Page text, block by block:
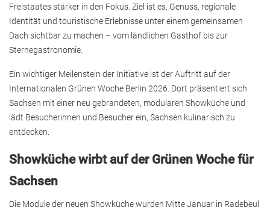
Freistaates stärker in den Fokus. Ziel ist es, Genuss, regionale
Identität und touristische Erlebnisse unter einem gemeinsamen
Dach sichtbar zu machen – vom ländlichen Gasthof bis zur
Sternegastronomie.
Ein wichtiger Meilenstein der Initiative ist der Auftritt auf der
Internationalen Grünen Woche Berlin 2026. Dort präsentiert sich
Sachsen mit einer neu gebrandeten, modularen Showküche und
lädt Besucherinnen und Besucher ein, Sachsen kulinarisch zu
entdecken.
Showküche wirbt auf der Grünen Woche für
Sachsen
Die Module der neuen Showküche wurden Mitte Januar in Radebeul